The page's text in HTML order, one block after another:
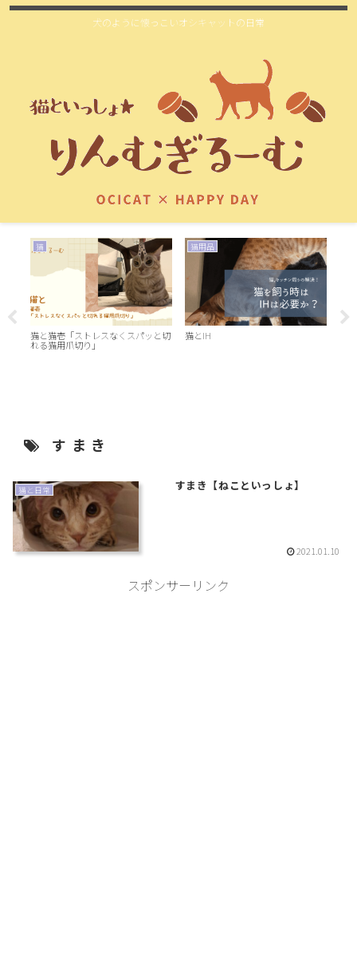
犬のように懐っこいオシキャットの日常
猫
猫と猫壱「ストレスなくスパッと切
れる猫用爪切り」
猫用品
猫とIH
すまき
猫と日常 すまき【ねこといっしょ】
2021.01.10
スポンサーリンク